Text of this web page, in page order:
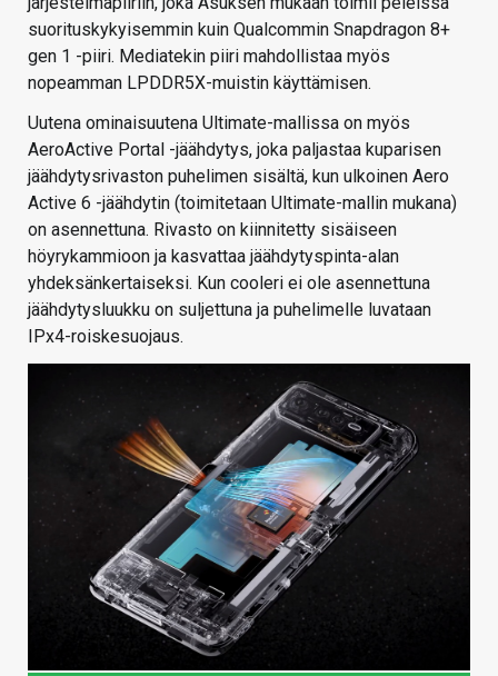
suorituskykyisemmin kuin Qualcommin Snapdragon 8+
gen 1 -piiri. Mediatekin piiri mahdollistaa myös
nopeamman LPDDR5X-muistin käyttämisen.
Uutena ominaisuutena Ultimate-mallissa on myös
AeroActive Portal -jäähdytys, joka paljastaa kuparisen
jäähdytysrivaston puhelimen sisältä, kun ulkoinen Aero
Active 6 -jäähdytin (toimitetaan Ultimate-mallin mukana)
on asennettuna. Rivasto on kiinnitetty sisäiseen
höyrykammioon ja kasvattaa jäähdytyspinta-alan
yhdeksänkertaiseksi. Kun cooleri ei ole asennettuna
jäähdytysluukku on suljettuna ja puhelimelle luvataan
IPx4-roiskesuojaus.